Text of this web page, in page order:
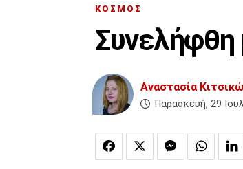
ΚΟΣΜΟΣ
Συνελήφθη
Αναστασία
Παρασκευή, 29